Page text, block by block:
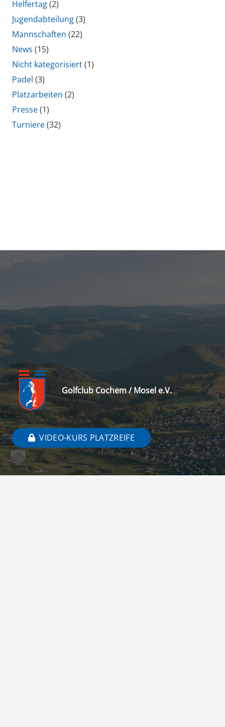
Helfertag(2)
Jugendabteilung(3)
Mannschaften (22)
News (15)
Nicht kategorisiert(1)
Padel (3)
Platzarbeiten (2)
Presse(1)
Turniere(32)
Golfclub Cochem / Mosel e.V.
VIDEO-KURS PLATZREIFE